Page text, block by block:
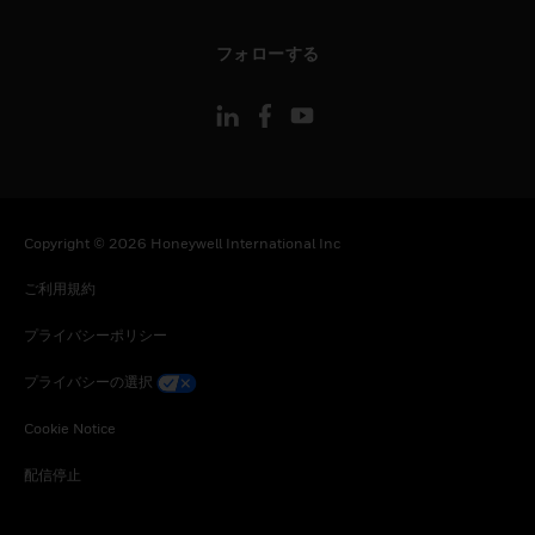
フォローする
Copyright © 2026 Honeywell International Inc
ご利用規約
プライバシーポリシー
プライバシーの選択
Cookie Notice
配信停止